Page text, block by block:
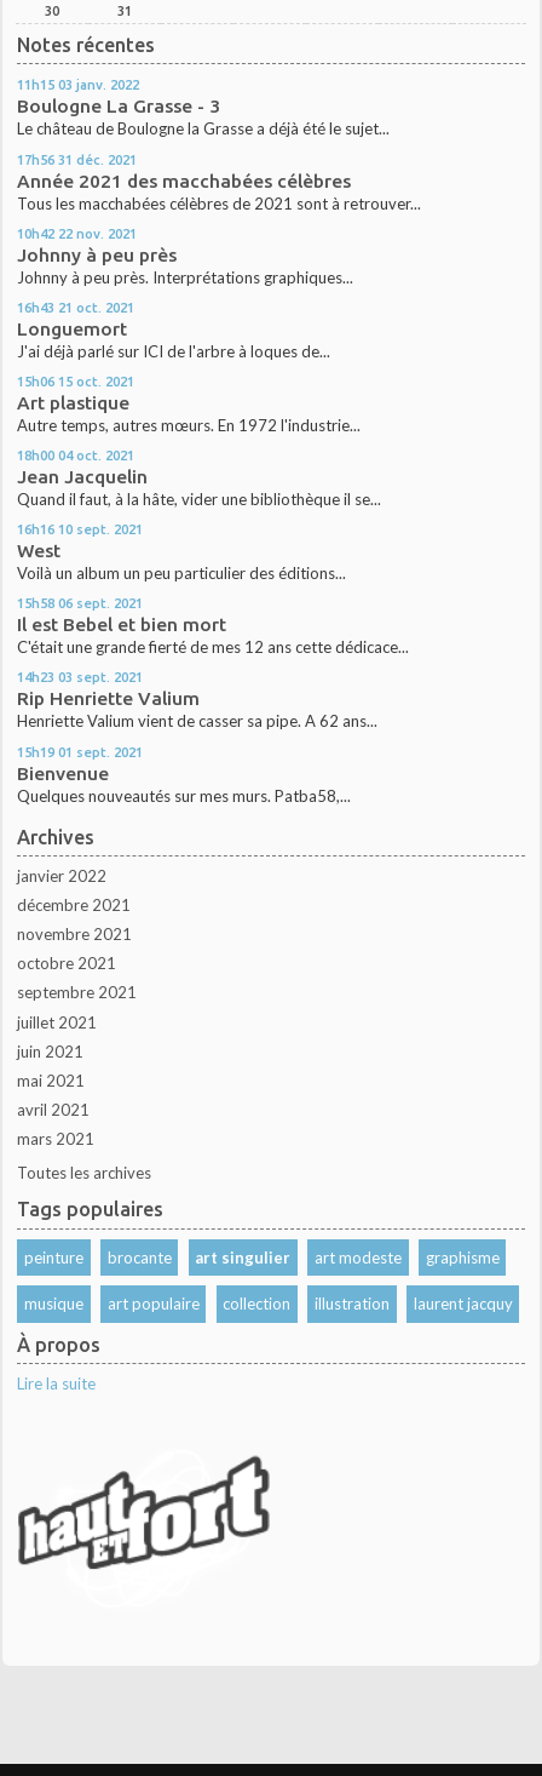
30
31
Notes récentes
11h15 03 janv. 2022
Boulogne La Grasse - 3
Le château de Boulogne la Grasse a déjà été le sujet...
17h56 31 déc. 2021
Année 2021 des macchabées célèbres
Tous les macchabées célèbres de 2021 sont à retrouver...
10h42 22 nov. 2021
Johnny à peu près
Johnny à peu près. Interprétations graphiques...
16h43 21 oct. 2021
Longuemort
J'ai déjà parlé sur ICI de l'arbre à loques de...
15h06 15 oct. 2021
Art plastique
Autre temps, autres mœurs. En 1972 l'industrie...
18h00 04 oct. 2021
Jean Jacquelin
Quand il faut, à la hâte, vider une bibliothèque il se...
16h16 10 sept. 2021
West
Voilà un album un peu particulier des éditions...
15h58 06 sept. 2021
Il est Bebel et bien mort
C'était une grande fierté de mes 12 ans cette dédicace...
14h23 03 sept. 2021
Rip Henriette Valium
Henriette Valium vient de casser sa pipe. A 62 ans...
15h19 01 sept. 2021
Bienvenue
Quelques nouveautés sur mes murs. Patba58,...
Archives
janvier 2022
décembre 2021
novembre 2021
octobre 2021
septembre 2021
juillet 2021
juin 2021
mai 2021
avril 2021
mars 2021
Toutes les archives
Tags populaires
peinture brocante art singulier art modeste graphisme
musique art populaire collection illustration laurent jacquy
À propos
Lire la suite